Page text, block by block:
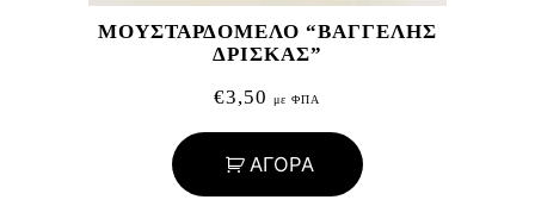
ΜΟΥΣΤΑΡΔΟΜΕΛΟ “ΒΑΓΓΕΛΗΣ
ΔΡΙΣΚΑΣ”
€3,50 με ΦΠΑ
ΑΓΟΡΑ